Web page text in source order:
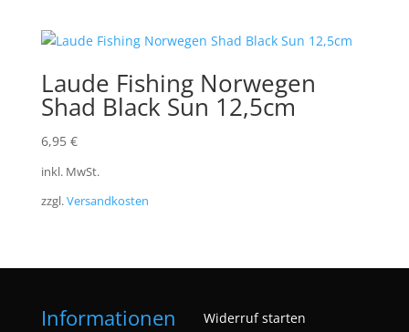
Laude Fishing Norwegen
Shad Black Sun 12,5cm
6,95 €
inkl. MwSt.
zzgl.Versandkosten
Informationen Widerruf starten